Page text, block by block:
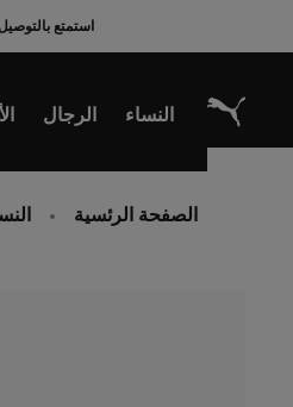
استمتع بالتوصيل
النساء الرجال
الصفحة الرئسية